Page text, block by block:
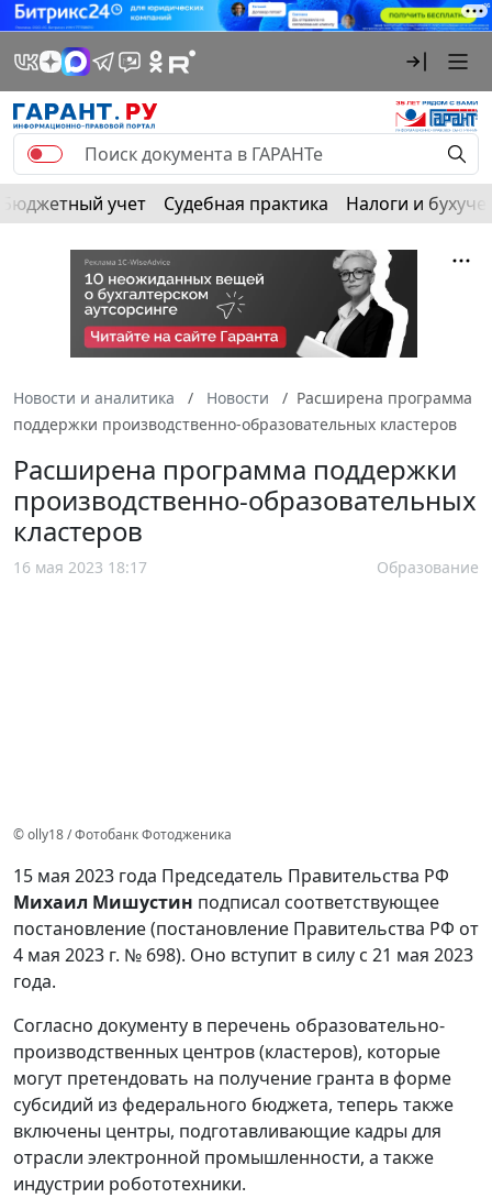
Бюджетный учет Судебная практика Налоги и
Новости и аналитика Новости
Расширена программа
поддержки производственно-образовательных кластеров
Расширена программа поддержки
производственно-образовательных
кластеров
16 мая 2023 18:17 Образование
© olly18 / Фотобанк Фотодженика
15 мая 2023 года Председатель Правительства РФ
Михаил Мишустин подписал соответствующее
постановление (постановление Правительства РФ от
4 мая 2023 г. № 698). Оно вступит в силу с 21 мая 2023
года.
Согласно документу в перечень образовательно-
производственных центров (кластеров), которые
могут претендовать на получение гранта в форме
субсидий из федерального бюджета, теперь также
включены центры, подготавливающие кадры для
отрасли электронной промышленности, а также
индустрии робототехники.